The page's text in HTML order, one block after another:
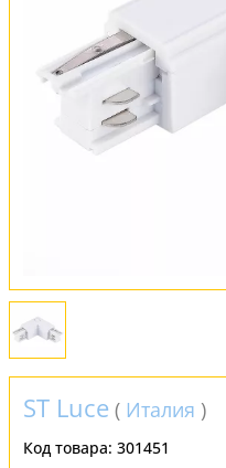
Установка
FAQ
Отзывы
ST Luce ( Италия )
Код товара: 301451